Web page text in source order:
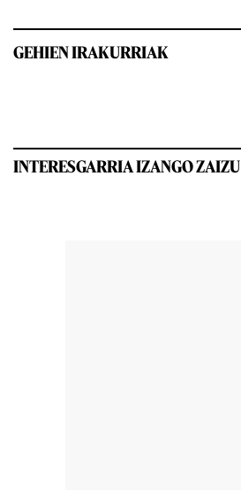
GEHIEN IRAKURRIAK
INTERESGARRIA IZANGO ZAIZU